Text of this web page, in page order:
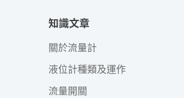
知識文章
關於流量計
液位計種類及運作
流量開關